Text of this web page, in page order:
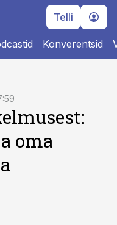
Telli
Konverentsid
oma